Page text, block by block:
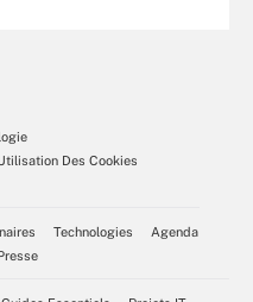
Des Cookies
Technologies
Agenda